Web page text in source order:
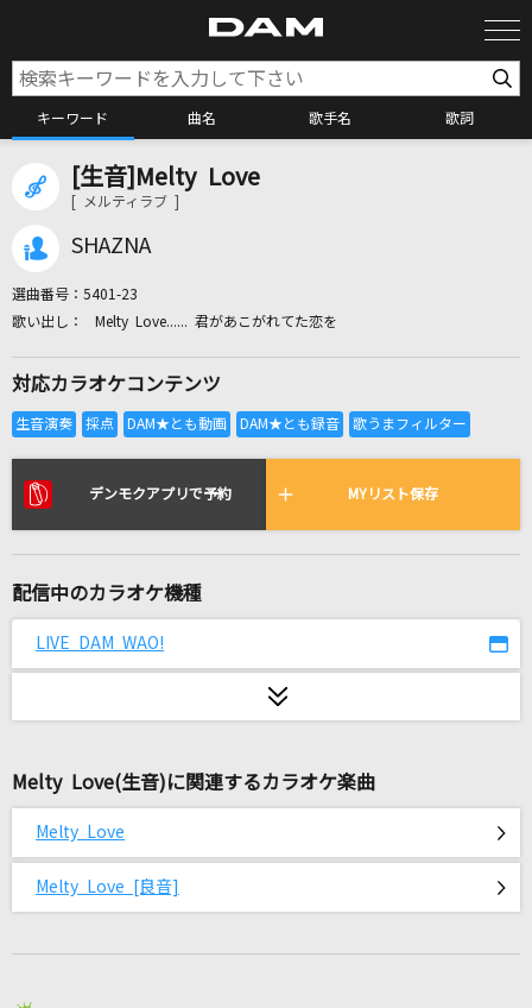
キーワード 曲名 歌手名 歌詞
カラオケ検索
全国りれき
リアルタイムで歌われている曲の一覧
抱きしめたい
[生音]366日
[生音]ピースサイン
米津玄師
キラー
[生音]Melty Love
[ メルティラブ ]
SHAZNA
選曲番号： 5401-23
Melty Love...... 君があこがれてた恋を
対応カラオケコンテンツ
デンモクアプリで予約 MYリスト保存
配信中のカラオケ機種
LIVE DAM WAO!
Melty Love(生音)に関連するカラオケ楽曲
Melty Love
Melty Love [良音]